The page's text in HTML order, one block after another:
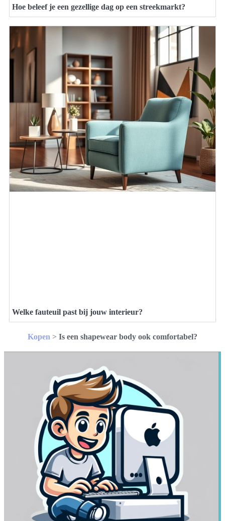
Hoe beleef je een gezellige dag op een streekmarkt?
Welke fauteuil past bij jouw interieur?
Kopen > Is een shapewear body ook comfortabel?